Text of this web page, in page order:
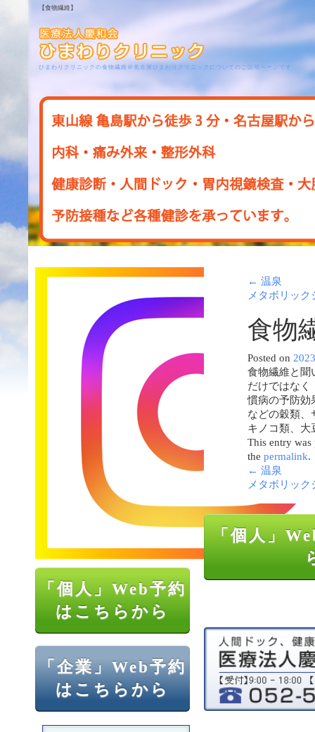
【食物繊維】
ひまわりクリニックの食物繊維＠名古屋ひまわりクリニックについてのご説明ページです
「個人」Web予約
はこちらから
「企業」Web予約
はこちらから
← 温泉
メタボリッ
食物
Posted on
食物繊維と聞
だけではなく
慣病の予防効
などの穀類、
キノコ類、大
This entry
the permalink.
← 温泉
メタボリッ
「個人」